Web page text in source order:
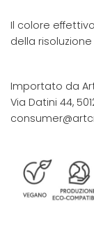
Il colore
della
Importato da
Via Datini 44,